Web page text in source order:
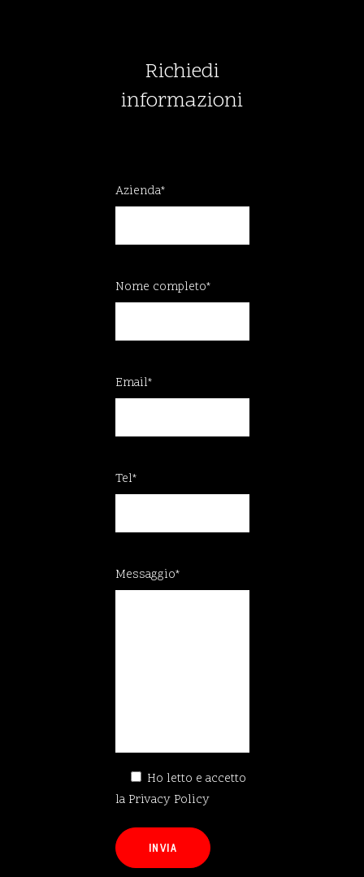
Richiedi
informazioni
Azienda*
Nome completo*
Email*
Tel*
Messaggio*
Ho letto e accetto
la Privacy Policy